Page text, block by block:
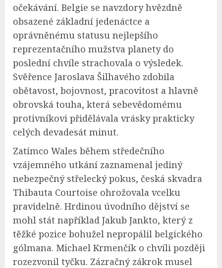
očekávání. Belgie se navzdory hvězdně
obsazené základní jedenáctce a
oprávněnému statusu nejlepšího
reprezentačního mužstva planety do
poslední chvíle strachovala o výsledek.
Svěřence Jaroslava Šilhavého zdobila
obětavost, bojovnost, pracovitost a hlavně
obrovská touha, která sebevědomému
protivníkovi přidělávala vrásky prakticky
celých devadesát minut.
Zatímco Wales během středečního
vzájemného utkání zaznamenal jediný
nebezpečný střelecký pokus, česká skvadra
Thibauta Courtoise ohrožovala vcelku
pravidelně. Hrdinou úvodního dějství se
mohl stát například Jakub Jankto, který z
těžké pozice bohužel nepropálil belgického
gólmana. Michael Krmenčík o chvíli později
rozezvonil tyčku. Zázračný zákrok musel